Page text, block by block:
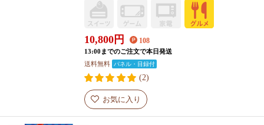
10,800円 108
13:00までのご注文で本日発送
送料無料
パネル・目録付
(2)
お気に入り